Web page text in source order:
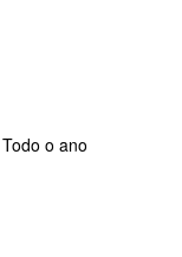
Todo o ano